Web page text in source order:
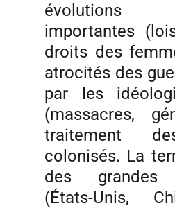
évolutions
importantes
droits des
atrocités des
par les
(massacres,
traitement
colonisés. La
des grandes
(États-Unis,